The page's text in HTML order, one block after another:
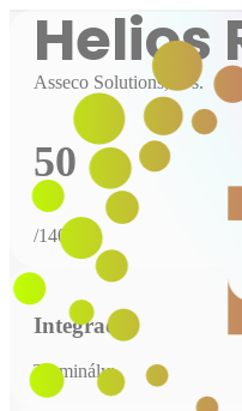
Helios
Asseco Solutions, a. s.
50
/140
Integrace
Terminály: